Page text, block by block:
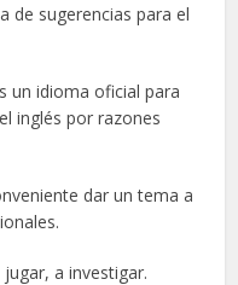
de sugerencias para el
un idioma oficial para
inglés por razones
dar un tema a
a investigar.